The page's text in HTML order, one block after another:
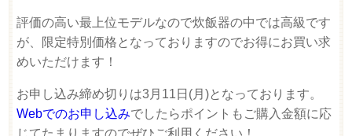
評価の高い最上位モデルなので炊飯器の中では高級です
が、限定特別価格となっておりますのでお得にお買い求
めいただけます！
お申し込み締め切りは3月11日(月)となっております。
Webでのお申し込みでしたらポイントもご購入金額に応
じてたまりますのでぜひご利用ください！